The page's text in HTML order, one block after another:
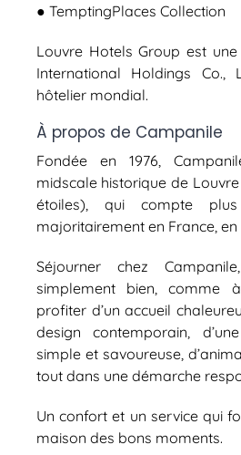
​● TemptingPlaces Collection
Louvre Hotels Group est
International Holdings Co.,
hôtelier mondial.
À propos de Campanile
Fondée en 1976,
midscale historique de
étoiles), qui compte
majoritairement en France, en
Séjourner chez
simplement bien, comme
profiter d’un accueil
design contemporain,
simple et savoureuse,
tout dans une démarche
Un confort et un service qui
maison des bons moments.